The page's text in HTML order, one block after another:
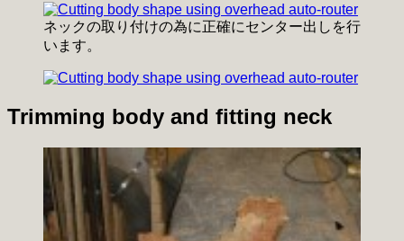
ネックの取り付けの為に正確にセンター出しを行
います。
Trimming body and fitting neck